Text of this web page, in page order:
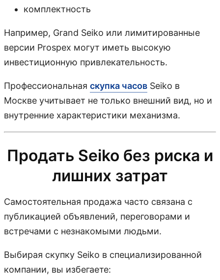
комплектность
Например, Grand Seiko или лимитированные
версии Prospex могут иметь высокую
инвестиционную привлекательность.
Профессиональная скупка часов Seiko в
Москве учитывает не только внешний вид, но и
внутренние характеристики механизма.
Продать Seiko без риска и
лишних затрат
Самостоятельная продажа часто связана с
публикацией объявлений, переговорами и
встречами с незнакомыми людьми.
Выбирая скупку Seiko в специализированной
компании, вы избегаете: